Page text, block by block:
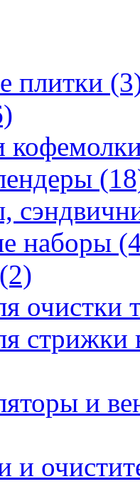
плитки
наборы
(2)
очистки
стрижки
и
и